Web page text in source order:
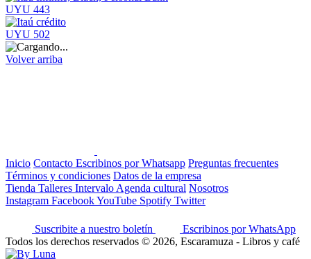
UYU 443
UYU 502
Volver arriba
Inicio Contacto Escribinos por Whatsapp Preguntas frecuentes
Términos y condiciones Datos de la empresa
Tienda Talleres Intervalo Agenda cultural Nosotros
Instagram FacebookYouTube Spotify Twitter
Suscribite a nuestro boletín
Escribinos por WhatsApp
Todos los derechos reservados © 2026, Escaramuza - Libros y café